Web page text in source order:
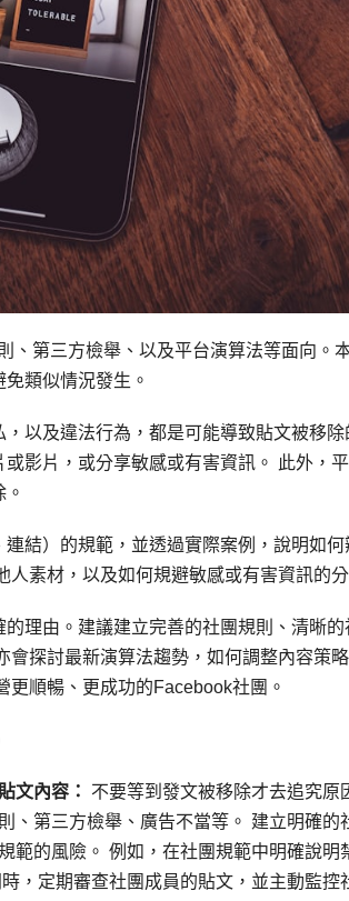
、第三方檢舉、以及平台演算法等面向。
類似情況發生。
以及違法行為，都是可能導致貼文被移
影片，或分享敏感或有害資訊。 此外，
結）的規範，並透過實際案例，說明如
素材，以及如何規避敏感或有害資訊的分
理由。建議建立完善的社團規則、清晰
探討最新演算法趨勢，如何調整內容策
順暢、更成功的Facebook社團。
文內容：
不要等到發文被移除才去追究原
、第三方檢舉、廣告不當等。 建立明確的
範的風險。 例如，在社團規範中明確說明
，定期審查社團成員的貼文，並主動監控